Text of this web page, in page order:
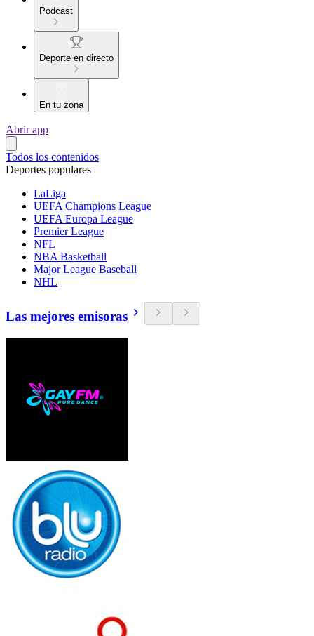
Podcast
Deporte en directo
En tu zona
Abrir app
Todos los contenidos
Deportes populares
LaLiga
UEFA Champions League
UEFA Europa League
Premier League
NFL
NBA Basketball
Major League Baseball
NHL
Las mejores emisoras